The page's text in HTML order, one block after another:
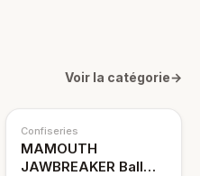
Voir la catégorie→
Confiseries
MAMOUTH
JAWBREAKER Ball